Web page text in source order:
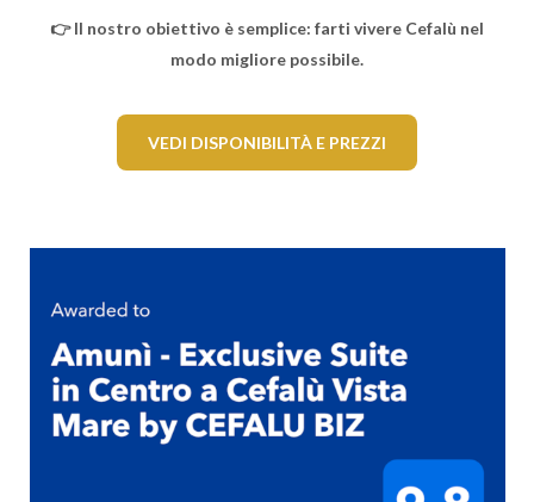
👉 Il nostro obiettivo è semplice: farti vivere Cefalù nel
modo migliore possibile.
VEDI DISPONIBILITÀ E PREZZI